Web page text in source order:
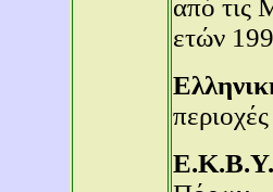
από τις
ετών